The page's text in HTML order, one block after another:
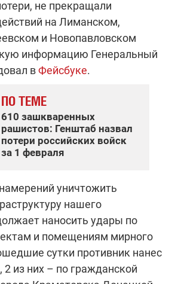
не прекращали
на Лиманском,
и Новопавловском
информацию Генеральный
вФейсбуке.
ПО ТЕМЕ
610 зашкваренных
рашистов: Генштаб назвал
потери российских войск
за 1 февраля
уничтожить
нашего
наносить удары по
и помещениям мирного
сутки противник нанес
2 из них – по гражданской